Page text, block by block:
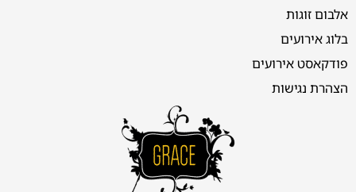
אלבום זוגות
בלוג אירועים
פודקאסט אירועים
הצהרת נגישות